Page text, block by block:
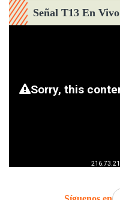
Señal T13 En Vivo